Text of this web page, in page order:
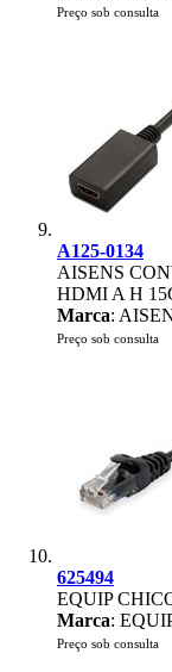
Preço sob consulta
A125-0134
AISENS
HDMI A H
Marca:
Preço sob consulta
625494
EQUIP
Marca:
Preço sob consulta